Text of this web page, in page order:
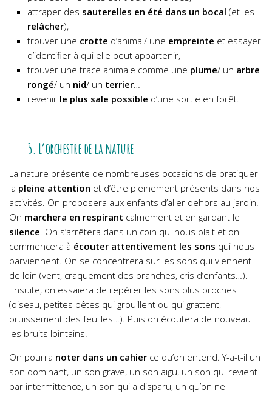
attraper des sauterelles en été dans un bocal (et les
relâcher),
trouver une crotte d’animal/ une empreinte et essayer
d’identifier à qui elle peut appartenir,
trouver une trace animale comme une plume/ un arbre
rongé/ un nid/ un terrier…
revenir le plus sale possible d’une sortie en forêt.
5. L’orchestre de la nature
La nature présente de nombreuses occasions de pratiquer
la pleine attention et d’être pleinement présents dans nos
activités. On proposera aux enfants d’aller dehors au jardin.
On marchera en respirant calmement et en gardant le
silence. On s’arrêtera dans un coin qui nous plait et on
commencera à écouter attentivement les sons qui nous
parviennent. On se concentrera sur les sons qui viennent
de loin (vent, craquement des branches, cris d’enfants…).
Ensuite, on essaiera de repérer les sons plus proches
(oiseau, petites bêtes qui grouillent ou qui grattent,
bruissement des feuilles…). Puis on écoutera de nouveau
les bruits lointains.
On pourra noter dans un cahier ce qu’on entend. Y-a-t-il un
son dominant, un son grave, un son aigu, un son qui revient
par intermittence, un son qui a disparu, un qu’on ne